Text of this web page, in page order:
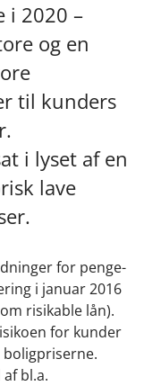
i 2020 –
og en
til kunders
i lyset af en
lave
for penge-
i januar 2016
risikable lån).
for kunder
bl.a.